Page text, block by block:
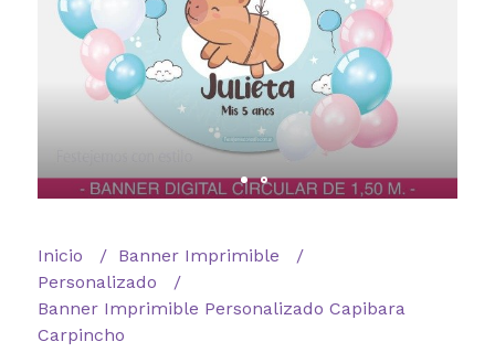
Inicio
Banner Imprimible
Personalizado
Banner Imprimible Personalizado Capibara
Carpincho